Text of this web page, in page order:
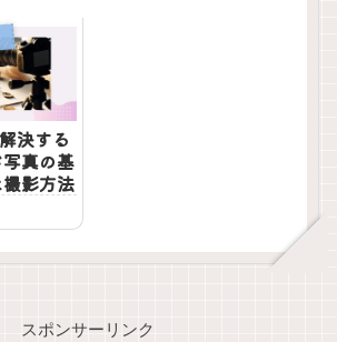
決する
真の基
影方法
スポンサーリンク